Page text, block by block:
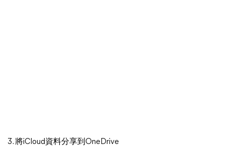
3. 將iCloud資料分享到OneDrive